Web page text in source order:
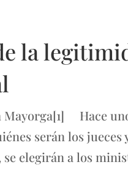
la
Mayorga[1] Hace
serán los
elegirán a los